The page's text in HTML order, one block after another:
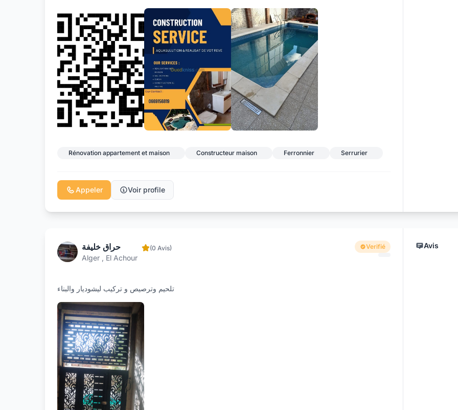
Rénovation appartement et maison Constructeur maison Ferronnier Serrurier
Appeler Voir profile
حراق خليفة
Alger , El Achour
(0 Avis) Verifié
تلحيم وترصيص و تركيب ليشوديار والبناء
Avis